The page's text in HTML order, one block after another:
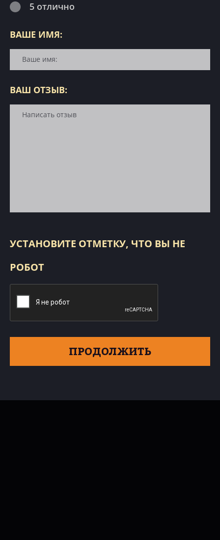
5 отлично
ВАШЕ ИМЯ:
ВАШ ОТЗЫВ:
УСТАНОВИТЕ ОТМЕТКУ, ЧТО ВЫ НЕ
РОБОТ
ПРОДОЛЖИТЬ